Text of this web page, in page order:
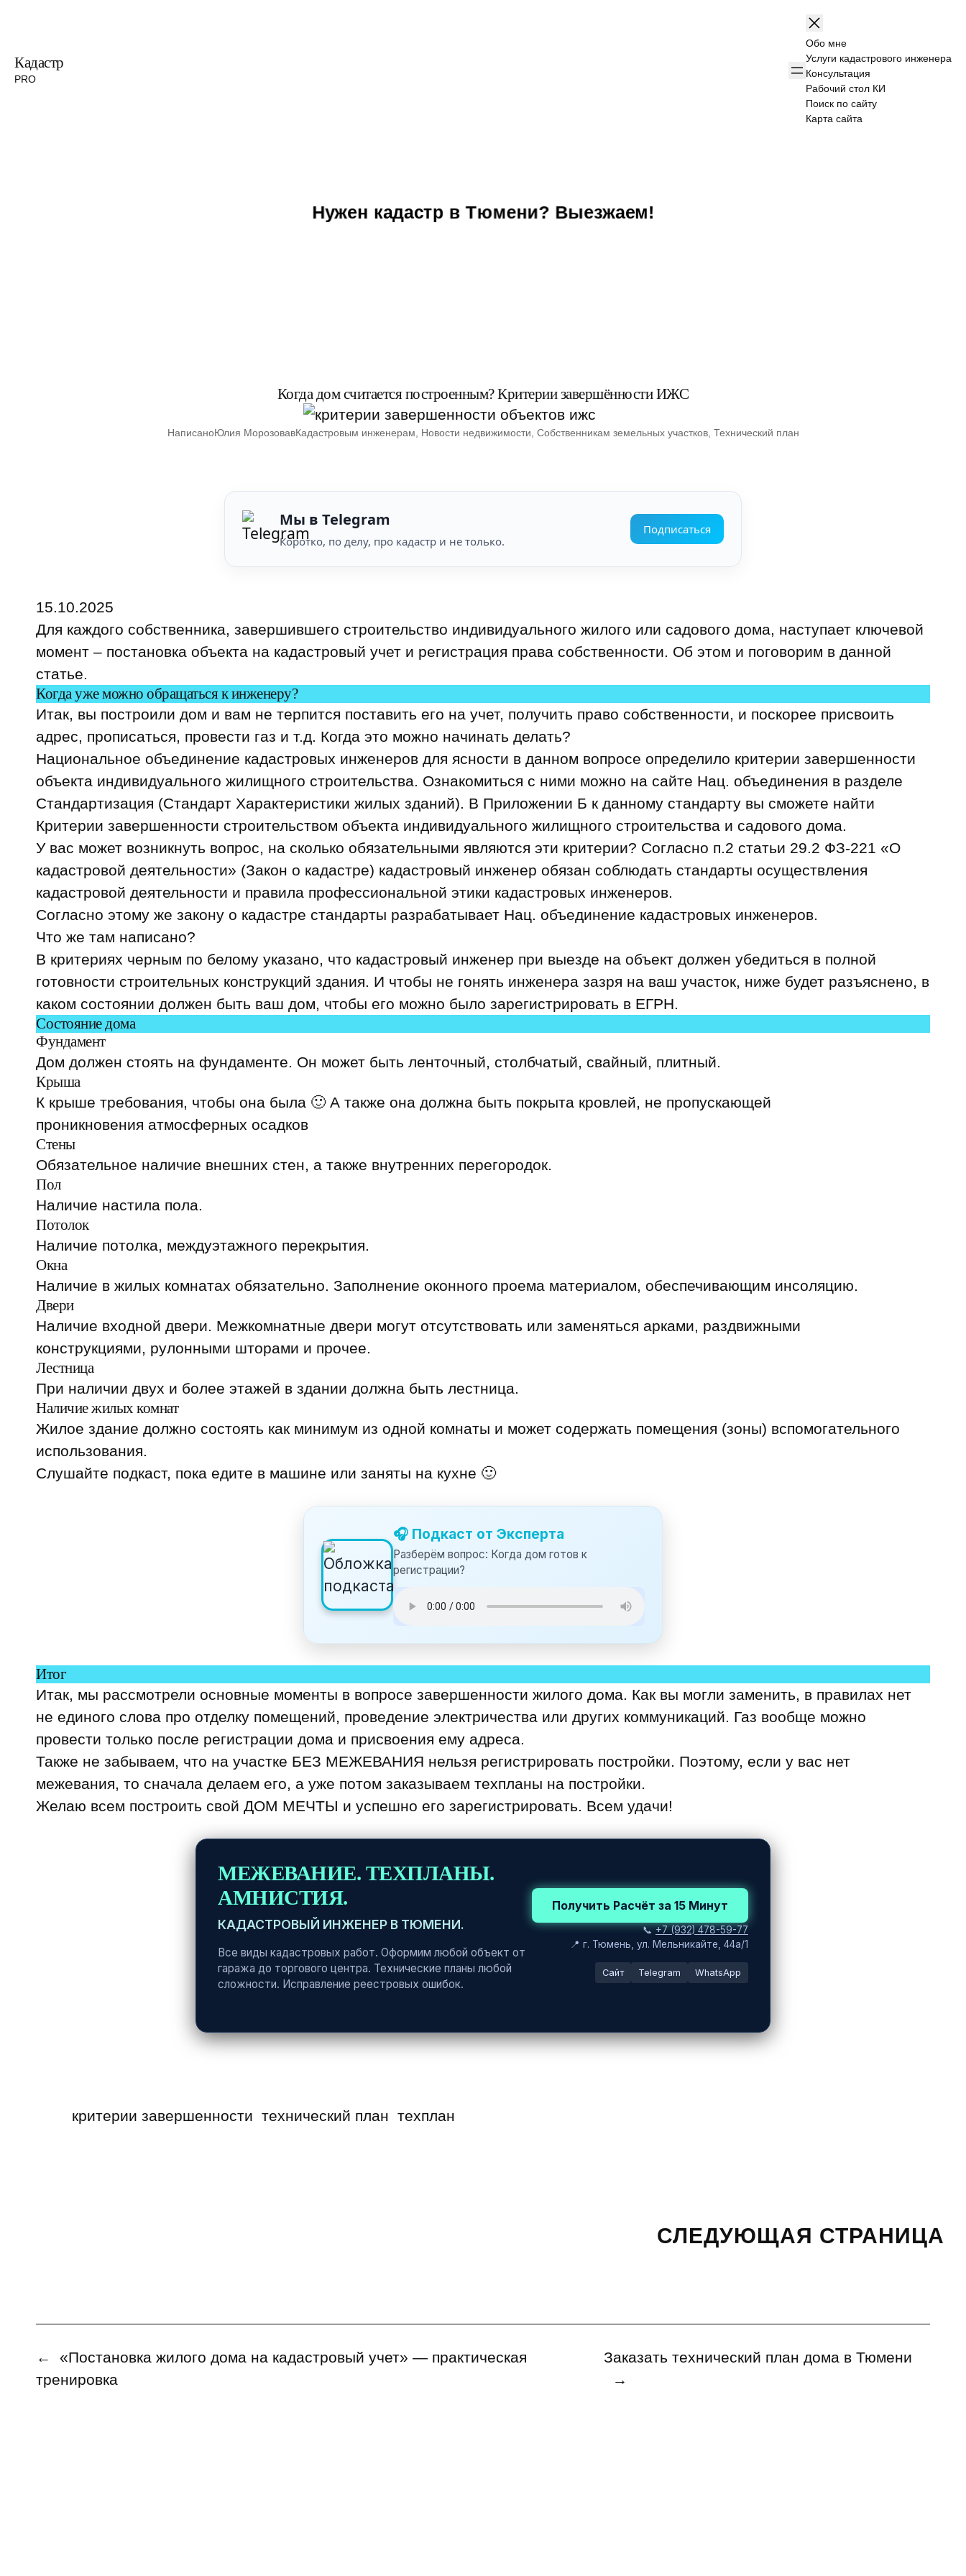
содержимому
Кадастр
PRO
Обо мне
Услуги кадастрового инженера
Консультация
Рабочий стол КИ
Поиск по сайту
Карта сайта
Нужен кадастр в Тюмени? Выезжаем!
Когда дом считается построенным? Критерии завершённости ИЖС
НаписаноЮлия МорозовавКадастровым инженерам Новости недвижимости Собственникам земельных участков, Технический план
Мы в Telegram
Коротко, по делу, про кадастр и не только.
Подписаться
15.10.2025
Для каждого собственника, завершившего строительство индивидуального жилого или садового дома, наступает ключевой
момент – постановка объекта на кадастровый учет и регистрация права собственности. Об этом и поговорим в данной
статье.
Когда уже можно обращаться к инженеру?
Итак, вы построили дом и вам не терпится поставить его на учет, получить право собственности, и поскорее присвоить
адрес, прописаться, провести газ и т.д. Когда это можно начинать делать?
Национальное объединение кадастровых инженеров для ясности в данном вопросе определило критерии завершенности
объекта индивидуального жилищного строительства. Ознакомиться с ними можно на сайте Нац. объединения в разделе
Стандартизация (Стандарт Характеристики жилых зданий). В Приложении Б к данному стандарту вы сможете найти
Критерии завершенности строительством объекта индивидуального жилищного строительства и садового дома.
У вас может возникнуть вопрос, на сколько обязательными являются эти критерии? Согласно п.2 статьи 29.2 ФЗ-221 «О
кадастровой деятельности» (Закон о кадастре) кадастровый инженер обязан соблюдать стандарты осуществления
кадастровой деятельности и правила профессиональной этики кадастровых инженеров.
Согласно этому же закону о кадастре стандарты разрабатывает Нац. объединение кадастровых инженеров.
Что же там написано?
В критериях черным по белому указано, что кадастровый инженер при выезде на объект должен убедиться в полной
готовности строительных конструкций здания. И чтобы не гонять инженера зазря на ваш участок, ниже будет разъяснено, в
каком состоянии должен быть ваш дом, чтобы его можно было зарегистрировать в ЕГРН.
Состояние дома
Фундамент
Дом должен стоять на фундаменте. Он может быть ленточный, столбчатый, свайный, плитный.
Крыша
К крыше требования, чтобы она была 🙂 А также она должна быть покрыта кровлей, не пропускающей
проникновения атмосферных осадков
Стены
Обязательное наличие внешних стен, а также внутренних перегородок.
Пол
Наличие настила пола.
Потолок
Наличие потолка, междуэтажного перекрытия.
Окна
Наличие в жилых комнатах обязательно. Заполнение оконного проема материалом, обеспечивающим инсоляцию.
Двери
Наличие входной двери. Межкомнатные двери могут отсутствовать или заменяться арками, раздвижными
конструкциями, рулонными шторами и прочее.
Лестница
При наличии двух и более этажей в здании должна быть лестница.
Наличие жилых комнат
Жилое здание должно состоять как минимум из одной комнаты и может содержать помещения (зоны) вспомогательного
использования.
Слушайте подкаст, пока едите в машине или заняты на кухне 🙂
🎧 Подкаст от Эксперта
Разберём вопрос: Когда дом готов к
регистрации?
Итог
Итак, мы рассмотрели основные моменты в вопросе завершенности жилого дома. Как вы могли заменить, в правилах нет
не единого слова про отделку помещений, проведение электричества или других коммуникаций. Газ вообще можно
провести только после регистрации дома и присвоения ему адреса.
Также не забываем, что на участке БЕЗ МЕЖЕВАНИЯ нельзя регистрировать постройки. Поэтому, если у вас нет
межевания, то сначала делаем его, а уже потом заказываем техпланы на постройки.
Желаю всем построить свой ДОМ МЕЧТЫ и успешно его зарегистрировать. Всем удачи!
МЕЖЕВАНИЕ. ТЕХПЛАНЫ.
АМНИСТИЯ.
КАДАСТРОВЫЙ ИНЖЕНЕР В ТЮМЕНИ.
Все виды кадастровых работ. Оформим любой объект от
гаража до торгового центра. Технические планы любой
сложности. Исправление реестровых ошибок.
Получить Расчёт за 15 Минут
📞+7 (932) 478-59-77
📍 г. Тюмень, ул. Мельникайте, 44а/1
Сайт Telegram WhatsApp
критерии завершенности технический план техплан
СЛЕДУЮЩАЯ СТРАНИЦА
←
«Постановка жилого дома на кадастровый учет» — практическая
тренировка
Заказать технический план дома в Тюмени
→